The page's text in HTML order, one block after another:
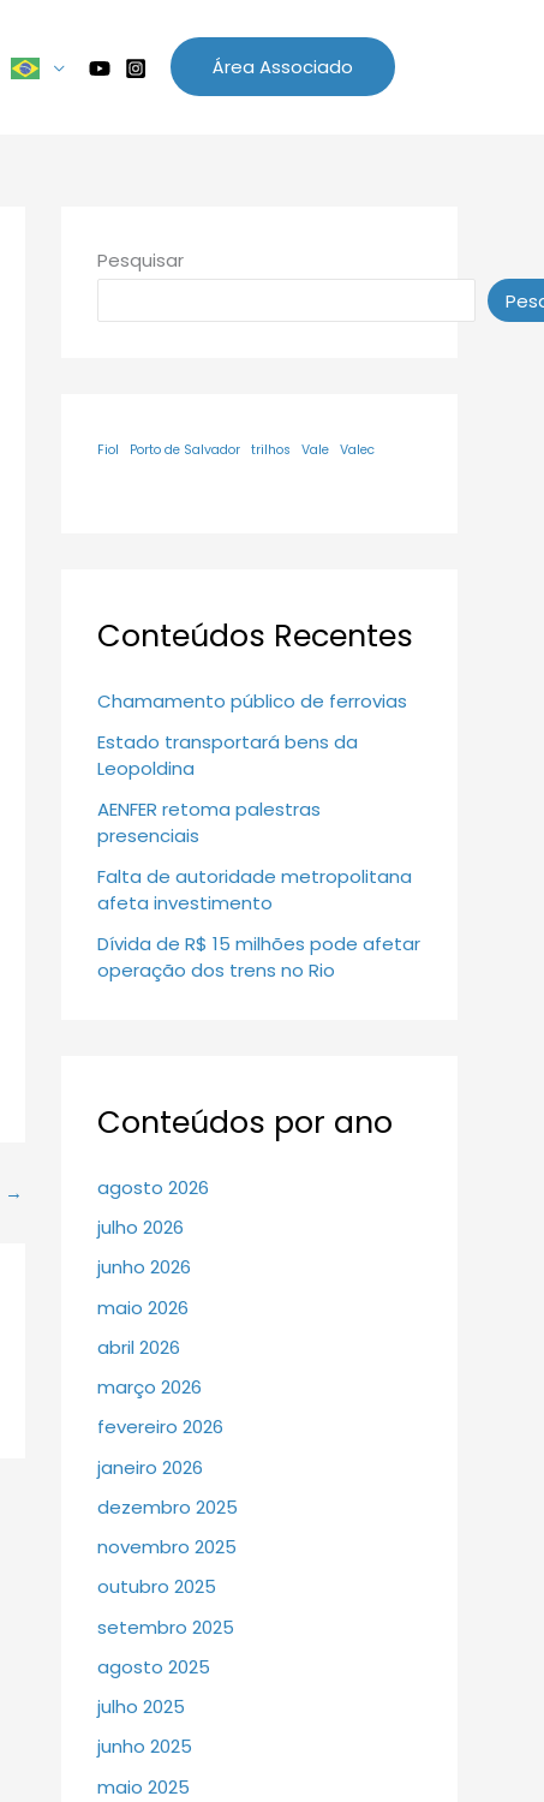
Área Associado
→
Pesquisar
Fiol Porto de Salvador trilhos Vale Valec
Conteúdos Recentes
Chamamento público de ferrovias
Estado transportará bens da
Leopoldina
AENFER retoma palestras
presenciais
Falta de autoridade metropolitana
afeta investimento
Dívida de R$ 15 milhões pode afetar
operação dos trens no Rio
Conteúdos por ano
agosto 2026
julho 2026
junho 2026
maio 2026
abril 2026
março 2026
fevereiro 2026
janeiro 2026
dezembro 2025
novembro 2025
outubro 2025
setembro 2025
agosto 2025
julho 2025
junho 2025
maio 2025